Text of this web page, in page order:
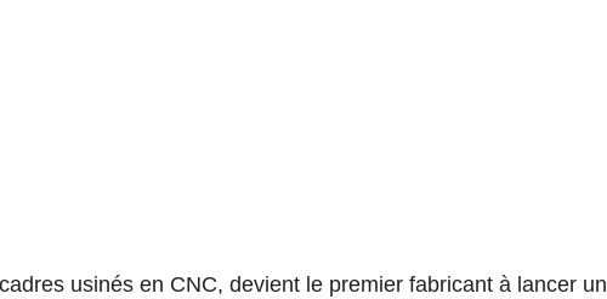
usinés en CNC, devient le premier fabricant à lancer un